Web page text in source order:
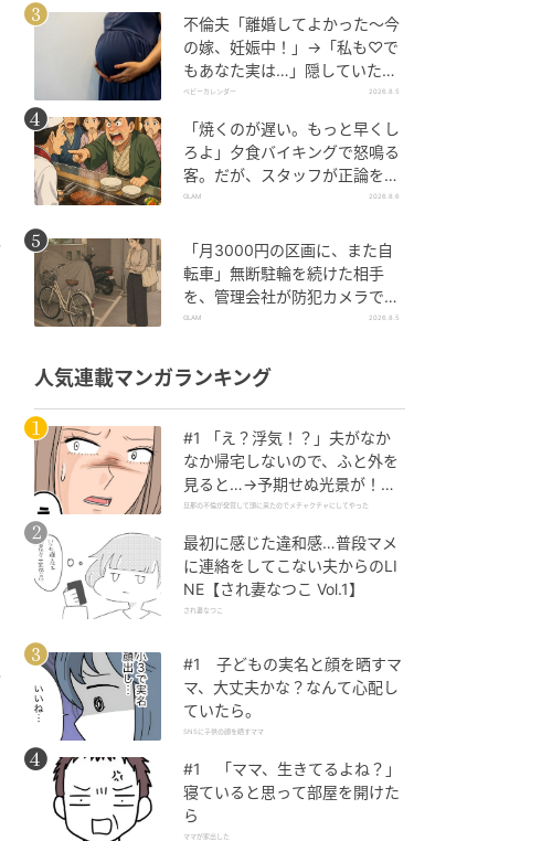
不倫夫「離婚してよかった〜今
の嫁、妊娠中！」→「私も♡で
もあなた実は…」隠していた事
実を暴露した結果
ベビーカレンダー 2026.8.5
「焼くのが遅い。もっと早くし
ろよ」夕食バイキングで怒鳴る
客。だが、スタッフが正論を並
べた結果
GLAM 2026.8.6
「月3000円の区画に、また自
転車」無断駐輪を続けた相手
を、管理会社が防犯カメラで特
定した朝
GLAM 2026.8.5
人気連載マンガランキング
#1 「え？浮気！？」夫がなか
なか帰宅しないので、ふと外を
見ると…→予期せぬ光景が！｜
旦那の不倫が発覚して頭に来た
旦那の不倫が発覚して頭に来たのでメチャクチャにしてやった
最初に感じた違和感…普段マメ
に連絡をしてこない夫からのLI
NE【され妻なつこ Vol.1】
され妻なつこ
#1 子どもの実名と顔を晒すマ
マ、大丈夫かな？なんて心配し
ていたら。
SNSに子供の顔を晒すママ
#1 「ママ、生きてるよね？」
寝ていると思って部屋を開けた
ら
ママが家出した